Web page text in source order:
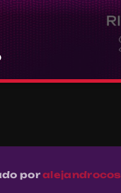
por